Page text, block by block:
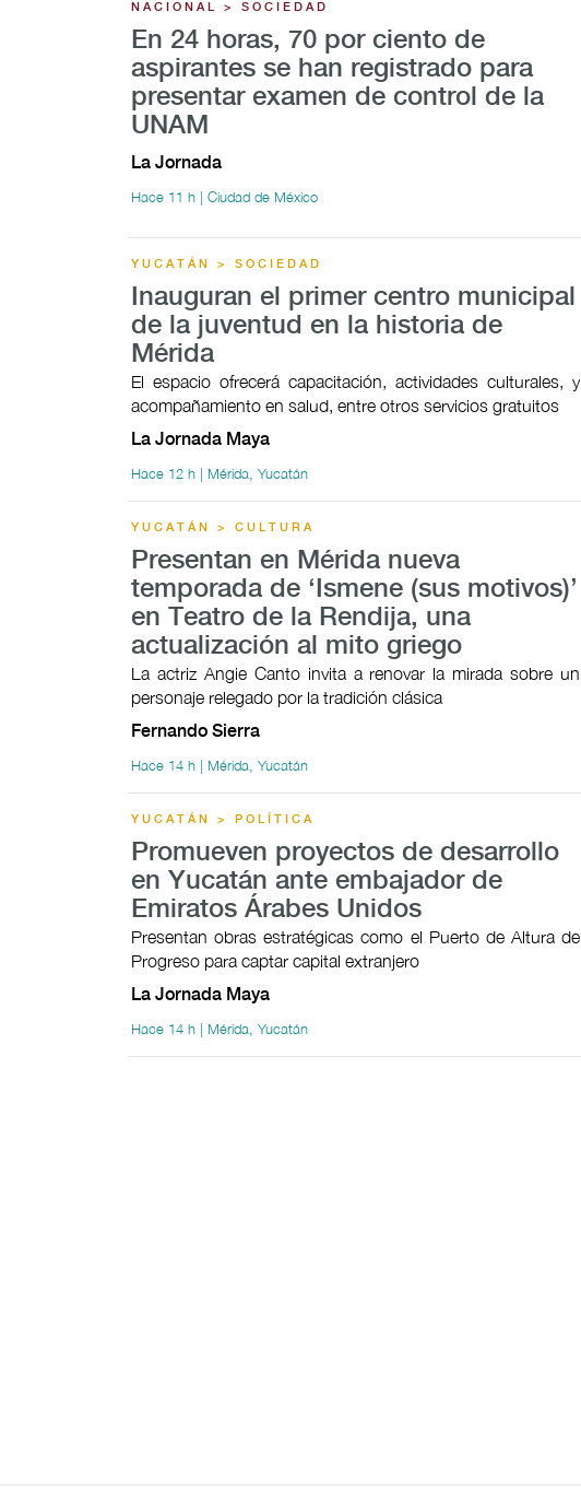
NACIONAL > SOCIEDAD
En 24 horas, 70 por ciento de
aspirantes se han registrado para
presentar examen de control de la
UNAM
La Jornada
Hace 11 h | Ciudad de México
YUCATÁN > SOCIEDAD
Inauguran el primer centro municipal
de la juventud en la historia de
Mérida
El espacio ofrecerá capacitación, actividades culturales, y
acompañamiento en salud, entre otros servicios gratuitos
La Jornada Maya
Hace 12 h | Mérida, Yucatán
YUCATÁN > CULTURA
Presentan en Mérida nueva
temporada de ‘Ismene (sus motivos)’
en Teatro de la Rendija, una
actualización al mito griego
La actriz Angie Canto invita a renovar la mirada sobre un
personaje relegado por la tradición clásica
Fernando Sierra
Hace 14 h | Mérida, Yucatán
YUCATÁN > POLÍTICA
Promueven proyectos de desarrollo
en Yucatán ante embajador de
Emiratos Árabes Unidos
Presentan obras estratégicas como el Puerto de Altura de
Progreso para captar capital extranjero
La Jornada Maya
Hace 14 h | Mérida, Yucatán